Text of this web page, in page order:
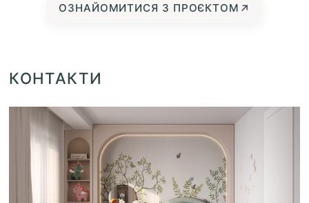
ОЗНАЙОМИТИСЯ З ПРОЄКТОМ ↗
КОНТАКТИ